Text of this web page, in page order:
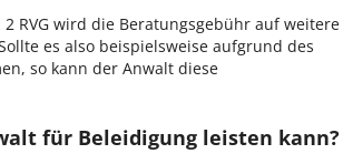
RVG wird die Beratungsgebühr auf weitere
es also beispielsweise aufgrund des
so kann der Anwalt diese
für Beleidigung leisten kann?